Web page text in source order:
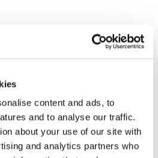
content and ads, to
and to analyse our traffic.
about your use of our site with
and analytics partners who
recenti
le parti del corpo in
Cosa significano red flag,